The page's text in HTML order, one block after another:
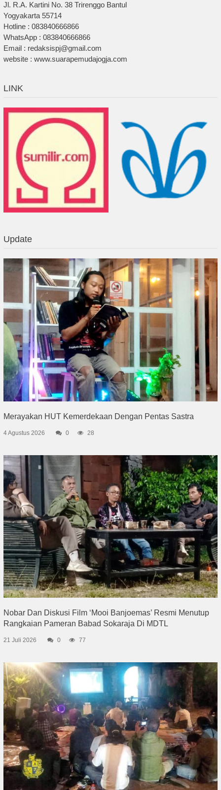
Jl. R.A. Kartini No. 38 Trirenggo Bantul
Yogyakarta 55714
Hotline : 083840666866
WhatsApp : 083840666866
Email : redaksispj@gmail.com
website : www.suarapemudajogja.com
LINK
Update
Merayakan HUT Kemerdekaan Dengan Pentas Sastra
4 Agustus 2026 0 28
Nobar Dan Diskusi Film ‘Mooi Banjoemas’ Resmi Menutup
Rangkaian Pameran Babad Sokaraja Di MDTL
21 Juli 2026 0 77